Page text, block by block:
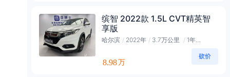
缤智 2022款 1.5L CVT精英智
享版
哈尔滨 / 2022年 / 3.7万公里 / 1年黄金会员
8.98万